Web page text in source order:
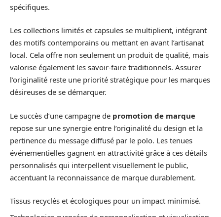
spécifiques.
Les collections limités et capsules se multiplient, intégrant
des motifs contemporains ou mettant en avant l’artisanat
local. Cela offre non seulement un produit de qualité, mais
valorise également les savoir-faire traditionnels. Assurer
l’originalité reste une priorité stratégique pour les marques
désireuses de se démarquer.
Le succès d’une campagne de promotion de marque
repose sur une synergie entre l’originalité du design et la
pertinence du message diffusé par le polo. Les tenues
événementielles gagnent en attractivité grâce à ces détails
personnalisés qui interpellent visuellement le public,
accentuant la reconnaissance de marque durablement.
Tissus recyclés et écologiques pour un impact minimisé.